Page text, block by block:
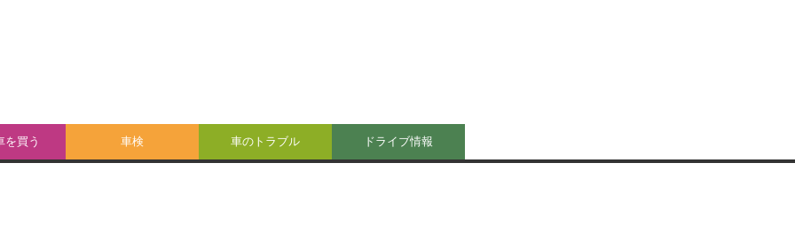
を買う 車検 車のトラブル ドライブ情報